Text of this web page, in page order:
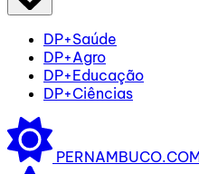
DP+Saúde
DP+Agro
DP+Educação
DP+Ciências